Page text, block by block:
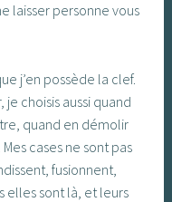
laisser personne vous
j’en possède la clef.
je choisis aussi quand
quand en démolir
cases ne sont pas
fusionnent,
elles sont là, et leurs